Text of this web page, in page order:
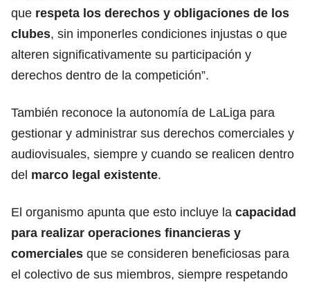
que respeta los derechos y obligaciones de los
clubes, sin imponerles condiciones injustas o que
alteren significativamente su participación y
derechos dentro de la competición”.
También reconoce la autonomía de LaLiga para
gestionar y administrar sus derechos comerciales y
audiovisuales, siempre y cuando se realicen dentro
del marco legal existente.
El organismo apunta que esto incluye la capacidad
para realizar operaciones financieras y
comerciales que se consideren beneficiosas para
el colectivo de sus miembros, siempre respetando